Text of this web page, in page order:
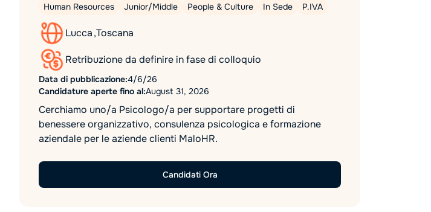
Human Resources Junior/Middle People & Culture In Sede P.IVA
Lucca,Toscana
Retribuzione da definire in fase di colloquio
Data di pubblicazione:4/6/26
Candidature aperte fino al:August 31, 2026
Cerchiamo uno/a Psicologo/a per supportare progetti di
benessere organizzativo, consulenza psicologica e formazione
aziendale per le aziende clienti MaloHR.
Candidati Ora